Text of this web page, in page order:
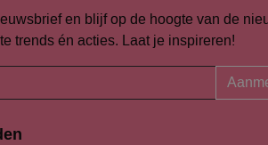
en blijf op de hoogte van de
trends én acties. Laat je inspireren!